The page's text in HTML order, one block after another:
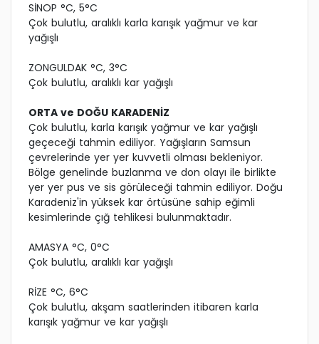
SİNOP °C, 5°C
Çok bulutlu, aralıklı karla karışık yağmur ve kar
yağışlı
ZONGULDAK °C, 3°C
Çok bulutlu, aralıklı kar yağışlı
ORTA ve DOĞU KARADENİZ
Çok bulutlu, karla karışık yağmur ve kar yağışlı
geçeceği tahmin ediliyor. Yağışların Samsun
çevrelerinde yer yer kuvvetli olması bekleniyor.
Bölge genelinde buzlanma ve don olayı ile birlikte
yer yer pus ve sis görüleceği tahmin ediliyor. Doğu
Karadeniz'in yüksek kar örtüsüne sahip eğimli
kesimlerinde çığ tehlikesi bulunmaktadır.
AMASYA °C, 0°C
Çok bulutlu, aralıklı kar yağışlı
RİZE °C, 6°C
Çok bulutlu, akşam saatlerinden itibaren karla
karışık yağmur ve kar yağışlı